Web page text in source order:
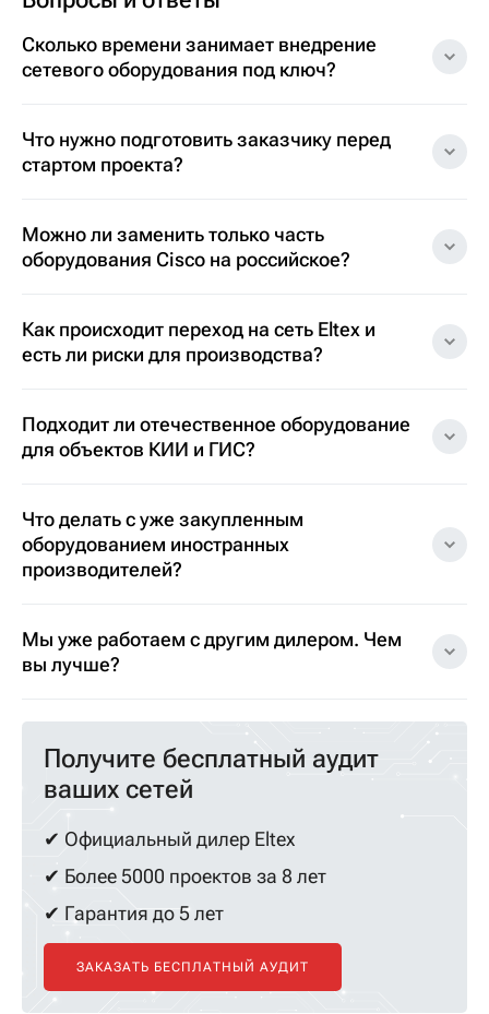
Сколько времени занимает внедрение
сетевого оборудования под ключ?
Что нужно подготовить заказчику перед
стартом проекта?
Можно ли заменить только часть
оборудования Cisco на российское?
Как происходит переход на сеть Eltex и
есть ли риски для производства?
Подходит ли отечественное оборудование
для объектов КИИ и ГИС?
Что делать с уже закупленным
оборудованием иностранных
производителей?
Мы уже работаем с другим дилером. Чем
вы лучше?
Получите бесплатный аудит
ваших сетей
✔ Официальный дилер Eltex
✔ Более 5000 проектов за 8 лет
✔ Гарантия до 5 лет
ЗАКАЗАТЬ БЕСПЛАТНЫЙ АУДИТ